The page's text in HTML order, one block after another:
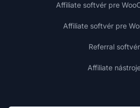
Affiliate softvér pre
Affiliate softvér pre
Referral softvér
Affiliate